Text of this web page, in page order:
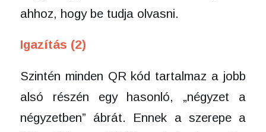
ahhoz, hogy be tudja olvasni.
Igazítás (2)
Szintén minden QR kód tartalmaz a jobb
alsó részén egy hasonló, „négyzet a
négyzetben” ábrát. Ennek a szerepe a